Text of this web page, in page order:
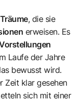
Träume, die sie
erweisen. Es
Laufe der Jahre
bewusst wird.
Zeit klar gesehen
sich mit einer